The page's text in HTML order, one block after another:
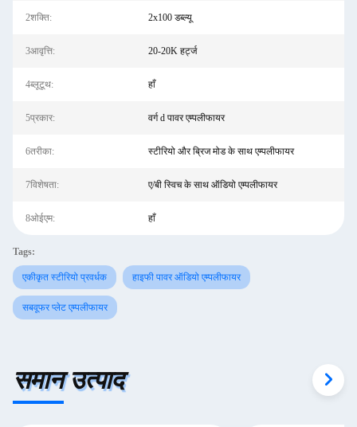
2शक्ति: 2x100 डब्ल्यू
3आवृत्ति: 20-20K हर्ट्ज
4ब्लूटूथ: हाँ
5प्रकार: वर्ग d पावर एम्पलीफायर
6तरीका: स्टीरियो और ब्रिज मोड के साथ एम्पलीफायर
7विशेषता: ए/बी स्विच के साथ ऑडियो एम्पलीफायर
8ओईएम: हाँ
Tags:
एकीकृत स्टीरियो प्रवर्धक हाइफी पावर ऑडियो एम्पलीफायर
सबवूफर प्लेट एम्पलीफायर
समान उत्पाद